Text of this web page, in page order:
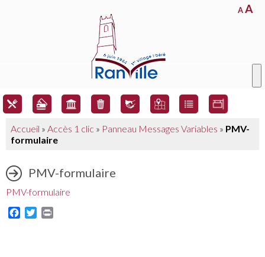
AA
Accueil » Accès 1 clic » Panneau Messages Variables » PMV-
formulaire
PMV-formulaire
PMV-formulaire
Facebook
Twitter